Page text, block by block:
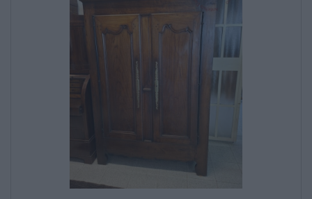
CAMERE
SALE DA PRANZO E SOGGIORNO